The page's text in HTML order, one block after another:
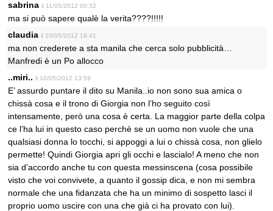
sabrina il 11/05/2012 00:32
ma si può sapere qualè la verita????!!!!!
claudia il 10/05/2012 18:41
ma non crederete a sta manila che cerca solo pubblicità…
Manfredi è un Po allocco
..miri.. il 10/05/2012 13:59
E’ assurdo puntare il dito su Manila..io non sono sua amica o
chissà cosa e il trono di Giorgia non l’ho seguito così
intensamente, però una cosa è certa. La maggior parte della colpa
ce l’ha lui in questo caso perchè se un uomo non vuole che una
qualsiasi donna lo tocchi, si appoggi a lui o chissà cosa, non glielo
permette! Quindi Giorgia apri gli occhi e lascialo! A meno che non
sia d’accordo anche tu con questa messinscena (cosa possibile
visto che voi convivete, a quanto il gossip dica, e non mi sembra
normale che una fidanzata che ha un minimo di sospetto lasci il
proprio uomo uscire con una che già ci ha provato con lui).